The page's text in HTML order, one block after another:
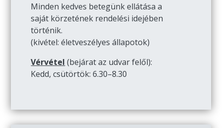
Minden kedves betegünk ellátása a
saját körzetének rendelési idejében
történik.
(kivétel: életveszélyes állapotok)
Vérvétel (bejárat az udvar felől):
Kedd, csütörtök: 6.30–8.30